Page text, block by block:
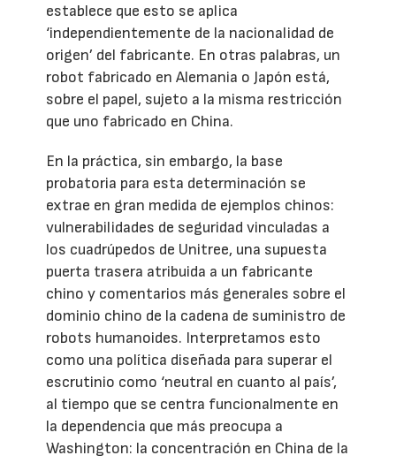
establece que esto se aplica
‘independientemente de la nacionalidad de
origen’ del fabricante. En otras palabras, un
robot fabricado en Alemania o Japón está,
sobre el papel, sujeto a la misma restricción
que uno fabricado en China.
En la práctica, sin embargo, la base
probatoria para esta determinación se
extrae en gran medida de ejemplos chinos:
vulnerabilidades de seguridad vinculadas a
los cuadrúpedos de Unitree, una supuesta
puerta trasera atribuida a un fabricante
chino y comentarios más generales sobre el
dominio chino de la cadena de suministro de
robots humanoides. Interpretamos esto
como una política diseñada para superar el
escrutinio como ‘neutral en cuanto al país’,
al tiempo que se centra funcionalmente en
la dependencia que más preocupa a
Washington: la concentración en China de la